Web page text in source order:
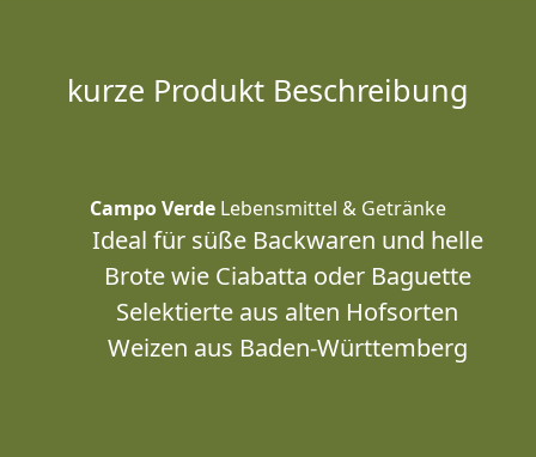
kurze Produkt Beschreibung
Campo Verde Lebensmittel & Getränke
Ideal für süße Backwaren und helle
Brote wie Ciabatta oder Baguette
Selektierte aus alten Hofsorten
Weizen aus Baden-Württemberg